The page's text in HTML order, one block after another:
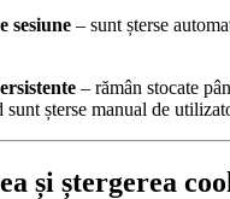
sesiune – sunt șterse
– rămân stocate
sunt șterse manual de
și ștergerea